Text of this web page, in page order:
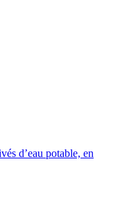
d’eau potable, en